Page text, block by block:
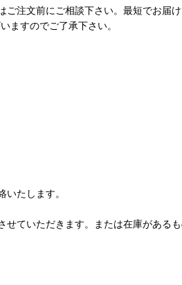
注文前にご相談下さい。最短でお届
ますのでご了承下さい。
たします。
ていただきます。または在庫がある